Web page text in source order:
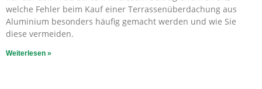
welche Fehler beim Kauf einer Terrassenüberdachung aus
Aluminium besonders häufig gemacht werden und wie Sie
diese vermeiden.
Weiterlesen »